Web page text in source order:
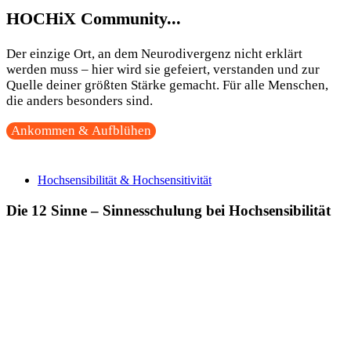
HOCHiX Community...
Der einzige Ort, an dem Neurodivergenz nicht erklärt
werden muss – hier wird sie gefeiert, verstanden und zur
Quelle deiner größten Stärke gemacht. Für alle Menschen,
die anders besonders sind.
Ankommen & Aufblühen
Hochsensibilität & Hochsensitivität
Die 12 Sinne – Sinnesschulung bei Hochsensibilität